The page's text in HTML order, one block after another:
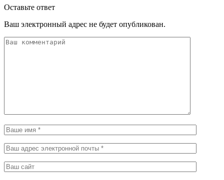
Оставьте ответ
Ваш электронный адрес не будет опубликован.